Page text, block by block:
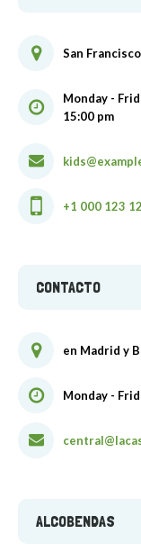
San
Monday -
15:00 pm
+1 000 123
CONTACTO
en Madrid y
Monday -
ALCOBENDAS